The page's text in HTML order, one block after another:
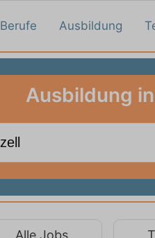
Berufe Ausbildung
Ausbildung
Alle Jobs